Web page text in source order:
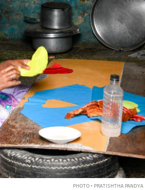
PHOTO • PRATISHTHA PANDYA